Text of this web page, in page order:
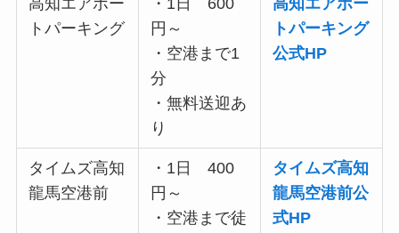
高知エアポー
トパーキング
・1日 600
円～
・空港まで1
分
・無料送迎あ
り
高知エアポー
トパーキング
公式HP
タイムズ高知
龍馬空港前
・1日 400
円～
・空港まで徒
タイムズ高知
龍馬空港前公
式HP